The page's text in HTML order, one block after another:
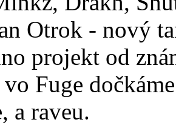
Otrok - nový
projekt od
vo Fuge
a raveu.